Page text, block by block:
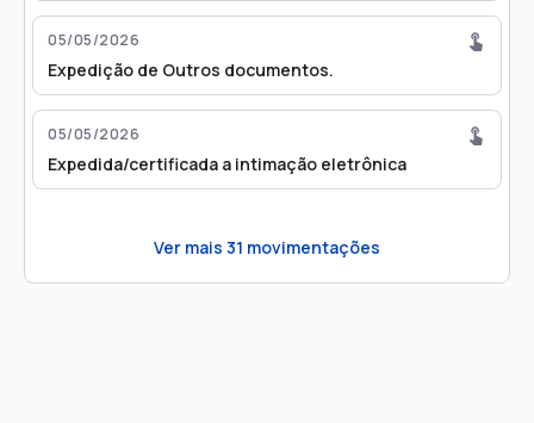
05/05/2026
Expedição de Outros documentos.
05/05/2026
Expedida/certificada a intimação eletrônica
Ver mais 31 movimentações